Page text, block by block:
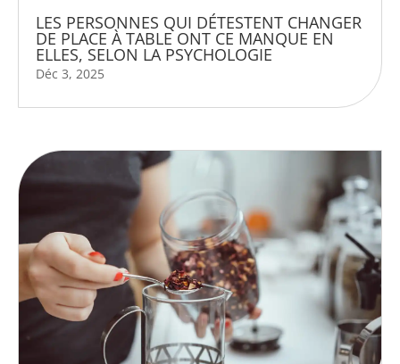
LES PERSONNES QUI DÉTESTENT CHANGER
DE PLACE À TABLE ONT CE MANQUE EN
ELLES, SELON LA PSYCHOLOGIE
Déc 3, 2025